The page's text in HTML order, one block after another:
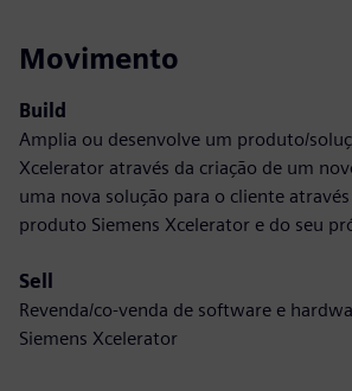
Movimento
Build
Amplia ou desenvolve um produto/
Xcelerator através da criação de um
uma nova solução para o cliente
produto Siemens Xcelerator e do seu
Sell
Revenda/co-venda de software e
Siemens Xcelerator